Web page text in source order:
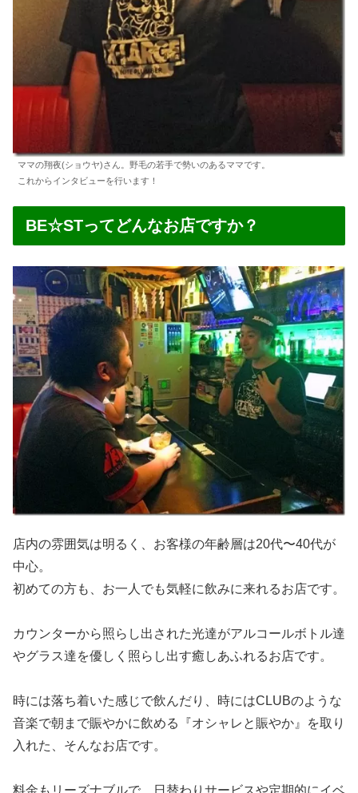
ママの翔夜(ショウヤ)さん。野毛の若手で勢いのあるママです。
これからインタビューを行います！
BE☆STってどんなお店ですか？
店内の雰囲気は明るく、お客様の年齢層は20代〜40代が
中心。
初めての方も、お一人でも気軽に飲みに来れるお店です。
カウンターから照らし出された光達がアルコールボトル達
やグラス達を優しく照らし出す癒しあふれるお店です。
時には落ち着いた感じで飲んだり、時にはCLUBのような
音楽で朝まで賑やかに飲める『オシャレと賑やか』を取り
入れた、そんなお店です。
料金もリーズナブルで、日替わりサービスや定期的にイベ